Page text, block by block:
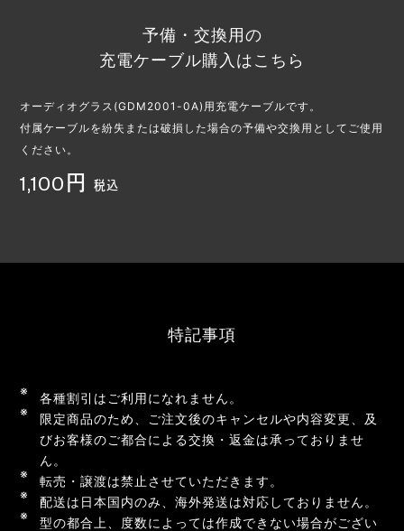
予備・交換用の
充電ケーブル購入はこちら
オーディオグラス(GDM2001-0A)用充電ケーブルです。
付属ケーブルを紛失または破損した場合の予備や交換用としてご使用
ください。
1,100円 税込
特記事項
各種割引はご利用になれません。
限定商品のため、ご注文後のキャンセルや内容変更、及
びお客様のご都合による交換・返金は承っておりませ
ん。
転売・譲渡は禁止させていただきます。
配送は日本国内のみ、海外発送は対応しておりません。
型の都合上、度数によっては作成できない場合がござい